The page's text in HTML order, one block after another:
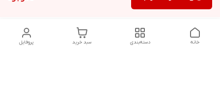
پروفایل سبد خرید دسته‌بندی خانه